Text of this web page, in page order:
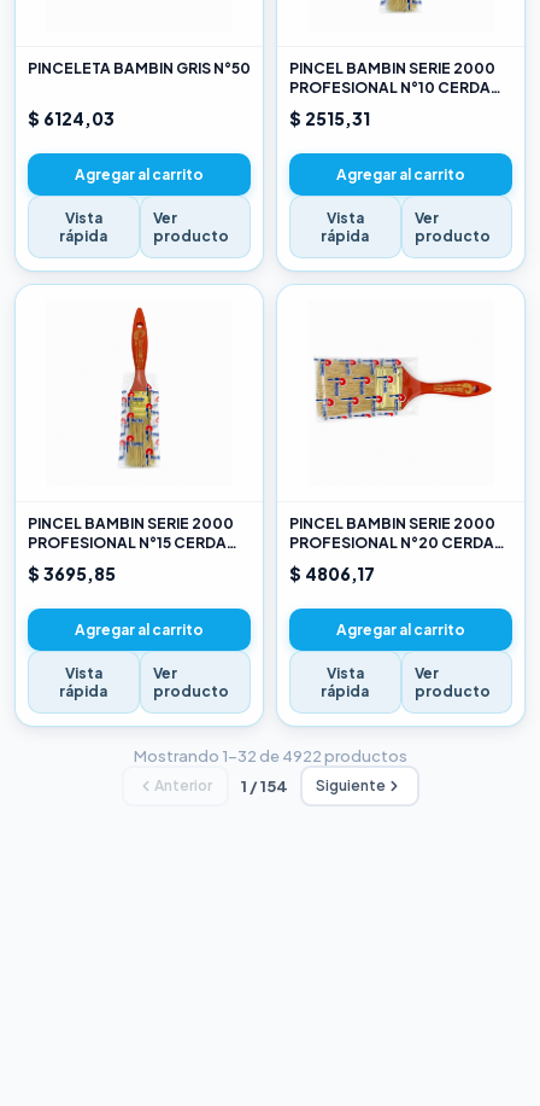
PINCELETA BAMBIN GRIS N°50
$ 6124,03
Agregar al carrito
Vista
rápida
Ver
producto
PINCEL BAMBIN SERIE 2000
PROFESIONAL N°10 CERDA
CHINA BLANCA
$ 2515,31
Agregar al carrito
Vista
rápida
Ver
producto
PINCEL BAMBIN SERIE 2000
PROFESIONAL N°15 CERDA
CHINA BLANCA
$ 3695,85
Agregar al carrito
Vista
rápida
Ver
producto
PINCEL BAMBIN SERIE 2000
PROFESIONAL N°20 CERDA
CHINA BLANCA
$ 4806,17
Agregar al carrito
Vista
rápida
Ver
producto
Mostrando 1–32 de 4922 productos
Anterior 1 / 154 Siguiente